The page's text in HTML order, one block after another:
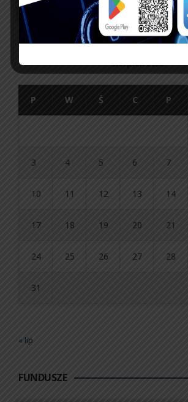
sierpień 2026
P W Ś C P
3 4 5 6 7
10 11 12 13 14
17 18 19 20 21
24 25 26 27 28
31
« lip
FUNDUSZE